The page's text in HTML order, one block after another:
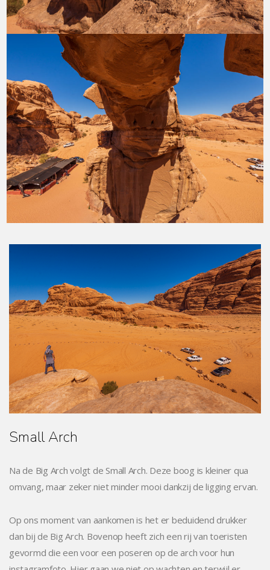
Small Arch
Na de Big Arch volgt de Small Arch. Deze boog is kleiner qua
omvang, maar zeker niet minder mooi dankzij de ligging ervan.
Op ons moment van aankomen is het er beduidend drukker
dan bij de Big Arch. Bovenop heeft zich een rij van toeristen
gevormd die een voor een poseren op de arch voor hun